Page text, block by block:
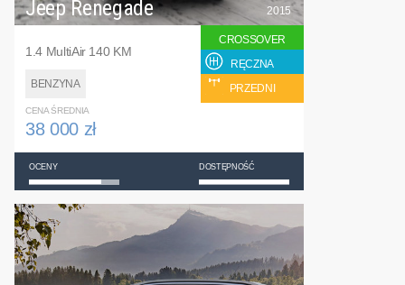
Jeep Renegade
1.4 MultiAir 140 KM
BENZYNA
2015
CROSSOVER
RĘCZNA
PRZEDNI
CENA ŚREDNIA
38 000 zł
OCENY DOSTĘPNOŚĆ